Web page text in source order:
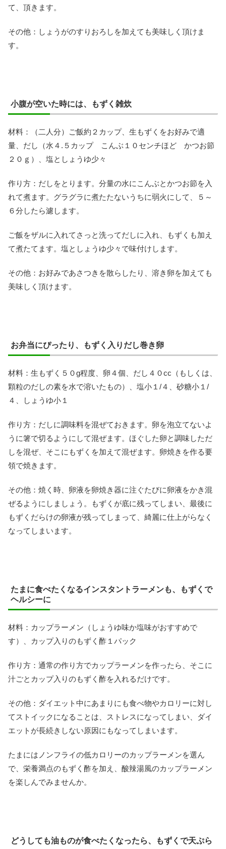
て、頂きます。
その他：しょうがのすりおろしを加えても美味しく頂けま
す。
小腹が空いた時には、もずく雑炊
材料：（二人分）ご飯約２カップ、生もずくをお好みで適
量、だし（水４.５カップ こんぶ１０センチほど かつお節
２０ｇ）、塩としょうゆ少々
作り方：だしをとります。分量の水にこんぶとかつお節を入
れて煮ます。グラグラに煮たたないうちに弱火にして、５～
６分したら濾します。
ご飯をザルに入れてさっと洗ってだしに入れ、もずくも加え
て煮たてます。塩としょうゆ少々で味付けします。
その他：お好みであさつきを散らしたり、溶き卵を加えても
美味しく頂けます。
お弁当にぴったり、もずく入りだし巻き卵
材料：生もずく５０g程度、卵４個、だし４０cc（もしくは、
顆粒のだしの素を水で溶いたもの）、塩小１/４、砂糖小１/
４、しょうゆ小１
作り方：だしに調味料を混ぜておきます。卵を泡立てないよ
うに箸で切るようにして混ぜます。ほぐした卵と調味しただ
しを混ぜ、そこにもずくを加えて混ぜます。卵焼きを作る要
領で焼きます。
その他：焼く時、卵液を卵焼き器に注ぐたびに卵液をかき混
ぜるようにしましょう。もずくが底に残ってしまい、最後に
もずくだらけの卵液が残ってしまって、綺麗に仕上がらなく
なってしまいます。
たまに食べたくなるインスタントラーメンも、もずくで
ヘルシーに
材料：カップラーメン（しょうゆ味か塩味がおすすめで
す）、カップ入りのもずく酢１パック
作り方：通常の作り方でカップラーメンを作ったら、そこに
汁ごとカップ入りのもずく酢を入れるだけです。
その他：ダイエット中にあまりにも食べ物やカロリーに対し
てストイックになることは、ストレスになってしまい、ダイ
エットが長続きしない原因にもなってしまいます。
たまにはノンフライの低カロリーのカップラーメンを選ん
で、栄養満点のもずく酢を加え、酸辣湯風のカップラーメン
を楽しんでみませんか。
どうしても油ものが食べたくなったら、もずくで天ぷら